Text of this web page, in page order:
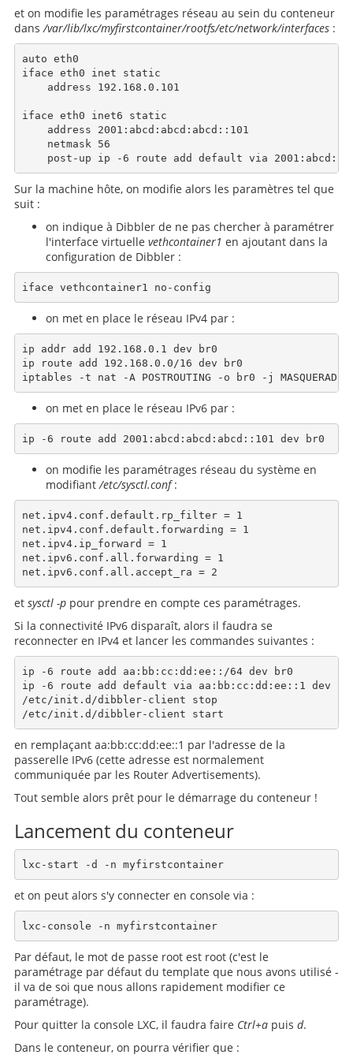
et on modifie les paramétrages réseau au sein du conteneur
dans/var/lib/lxc/myfirstcontainer/rootfs/etc/network/interfaces:
auto eth0
iface eth0 inet static
    address 192.168.0.101
iface eth0 inet6 static
    address 2001:abcd:abcd:abcd::101
    netmask 56
Sur la machine hôte, on modifie alors les paramètres tel que
suit :
on indique à Dibbler de ne pas chercher à paramétrer
l'interface virtuelle vethcontainer1 en ajoutant dans la
configuration de Dibbler :
on met en place le réseau IPv4 par :
ip addr add 192.168.0.1 dev br0
ip route add 192.168.0.0/16 dev br0
on met en place le réseau IPv6 par :
on modifie les paramétrages réseau du système en
modifiant/etc/sysctl.conf:
net.ipv4.conf.default.rp_filter = 1
net.ipv4.conf.default.forwarding = 1
net.ipv4.ip_forward = 1
net.ipv6.conf.all.forwarding = 1
et sysctl -ppour prendre en compte ces paramétrages.
Si la connectivité IPv6 disparaît, alors il faudra se
reconnecter en IPv4 et lancer les commandes suivantes :
ip -6 route add aa:bb:cc:dd:ee::/64 dev br0
ip -6 route add default via aa:bb:cc:dd:ee::1 dev
/etc/init.d/dibbler-client stop
en remplaçant aa:bb:cc:dd:ee::1 par l'adresse de la
passerelle IPv6 (cette adresse est normalement
communiquée par les Router Advertisements).
Tout semble alors prêt pour le démarrage du conteneur !
Lancement du conteneur
et on peut alors s'y connecter en console via :
Par défaut, le mot de passe root est root (c'est le
paramétrage par défaut du template que nous avons utilisé -
il va de soi que nous allons rapidement modifier ce
paramétrage).
Pour quitter la console LXC, il faudra faire Ctrl+apuis d.
Dans le conteneur, on pourra vérifier que :